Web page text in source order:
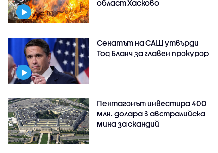
област Хасково
Сенатът на САЩ утвърди
Тод Бланч за главен прокурор
Пентагонът инвестира 400
млн. долара в австралийска
мина за скандий